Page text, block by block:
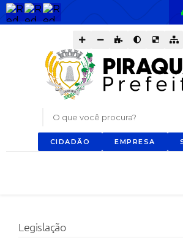
O que você procura?
CIDADÃO EMPRESA
Legislação